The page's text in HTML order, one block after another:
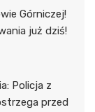
Górniczej!
już dziś!
Policja z
przed